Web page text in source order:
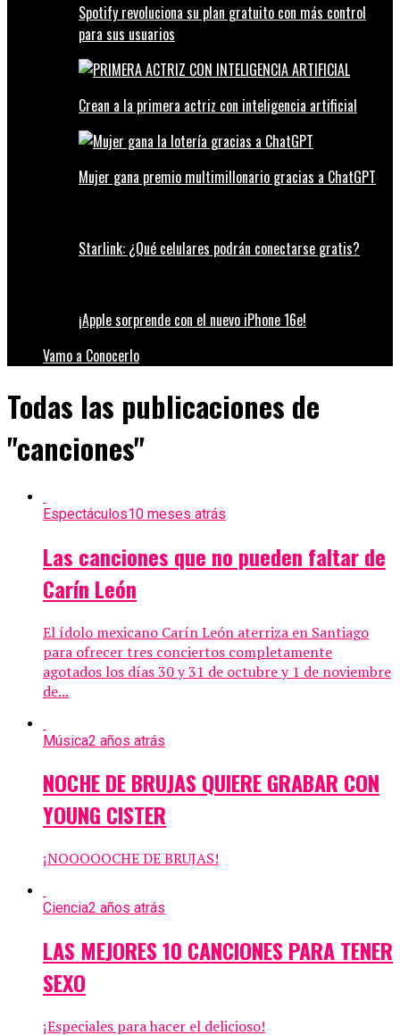
Spotify revoluciona su plan gratuito con más control
para sus usuarios
Crean a la primera actriz con inteligencia artificial
Mujer gana premio multimillonario gracias a ChatGPT
Starlink: ¿Qué celulares podrán conectarse gratis?
¡Apple sorprende con el nuevo iPhone 16e!
Vamo a Conocerlo
Todas las publicaciones de
"canciones"
Espectáculos10 meses atrás
Las canciones que no pueden faltar de
Carín León
El ídolo mexicano Carín León aterriza en Santiago
para ofrecer tres conciertos completamente
agotados los días 30 y 31 de octubre y 1 de noviembre
de...
Música2 años atrás
NOCHE DE BRUJAS QUIERE GRABAR CON
YOUNG CISTER
¡NOOOOOCHE DE BRUJAS!
Ciencia2 años atrás
LAS MEJORES 10 CANCIONES PARA TENER
SEXO
¡Especiales para hacer el delicioso!